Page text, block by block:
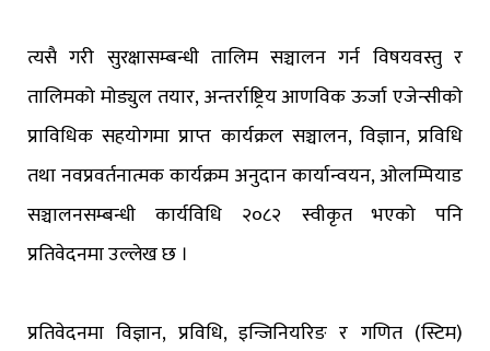
त्यसै गरी सुरक्षासम्बन्धी तालिम सञ्चालन गर्न विषयवस्तु र
तालिमको मोड्युल तयार, अन्तर्राष्ट्रिय आणविक ऊर्जा एजेन्सीको
प्राविधिक सहयोगमा प्राप्त कार्यक्रल सञ्चालन, विज्ञान, प्रविधि
तथा नवप्रवर्तनात्मक कार्यक्रम अनुदान कार्यान्वयन, ओलम्पियाड
सञ्चालनसम्बन्धी कार्यविधि २०८२ स्वीकृत भएको पनि
प्रतिवेदनमा उल्लेख छ ।
प्रतिवेदनमा विज्ञान, प्रविधि, इन्जिनियरिङ र गणित (स्टिम)